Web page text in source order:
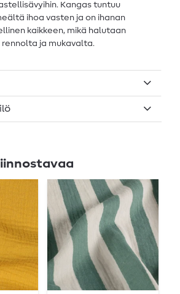
Kangas tuntuu
ihoa vasten ja on ihanan
kaikkeen, mikä halutaan
ja mukavalta.